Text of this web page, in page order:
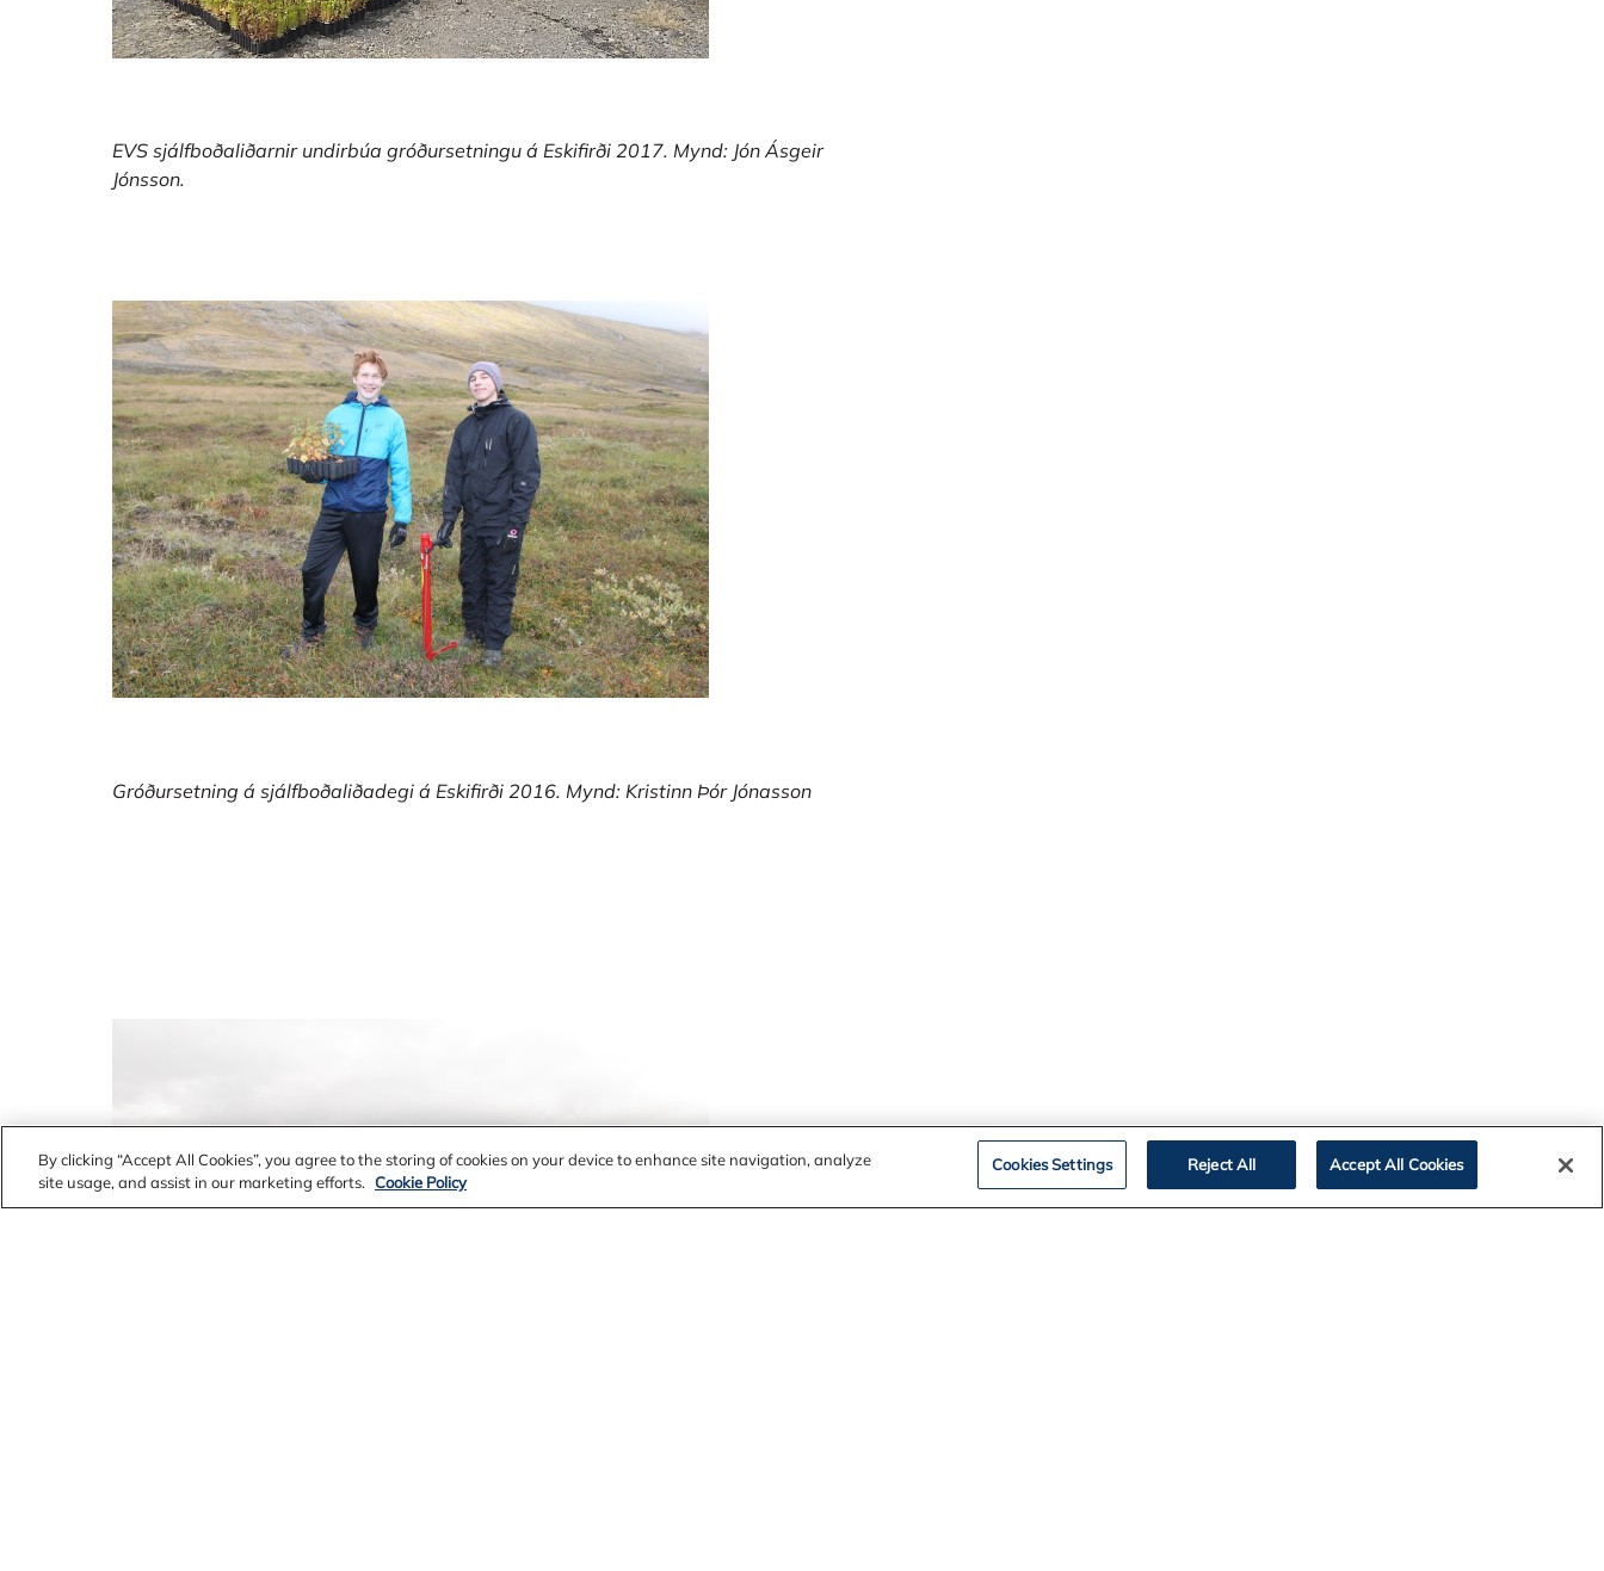
EVS sjálfboðaliðarnir undirbúa gróðursetningu á Eskifirði 2017. Mynd: Jón Ásgeir
Jónsson.
Gróðursetning á sjálfboðaliðadegi á Eskifirði 2016. Mynd: Kristinn Þór Jónasson
By clicking “Accept All Cookies”, you agree to the storing of cookies on your device to enhance site navigation, analyze
site usage, and assist in our marketing efforts. Cookie Policy
Cookies Settings Reject All Accept All Cookies